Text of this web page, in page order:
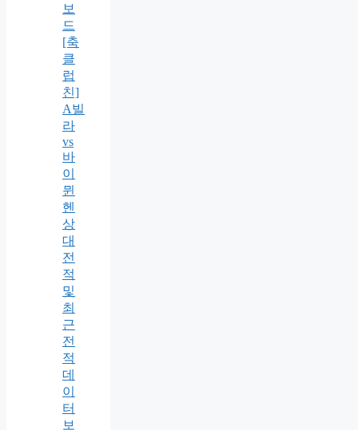
보
드
[축
클
럽
친]
A빌
라
vs
바
이
뮌
헨
상
대
전
적
및
최
근
전
적
데
이
터
보